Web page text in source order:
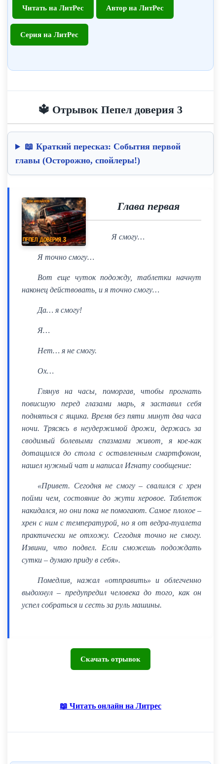
Читать на ЛитРес Автор на ЛитРес
Серия на ЛитРес
🔱 Отрывок Пепел доверия 3
📖 Краткий пересказ: События первой
главы (Осторожно, спойлеры!)
Глава первая
Я смогу…
Я точно смогу…
Вот еще чуток подожду, таблетки начнут
наконец действовать, и я точно смогу…
Да… я смогу!
Я…
Нет… я не смогу.
Ох…
Глянув на часы, поморгав, чтобы прогнать
повисшую перед глазами марь, я заставил себя
подняться с ящика. Время без пяти минут два часа
ночи. Трясясь в неудержимой дрожи, держась за
сводимый болевыми спазмами живот, я кое-как
дотащился до стола с оставленным смартфоном,
нашел нужный чат и написал Игнату сообщение:
«Привет. Сегодня не смогу – свалился с хрен
пойми чем, состояние до жути херовое. Таблеток
накидался, но они пока не помогают. Самое плохое –
хрен с ним с температурой, но я от ведра-туалета
практически не отхожу. Сегодня точно не смогу.
Извини, что подвел. Если сможешь подождать
сутки – думаю приду в себя».
Помедлив, нажал «отправить» и облегченно
выдохнул – предупредил человека до того, как он
успел собраться и сесть за руль машины.
Скачать отрывок
📖 Читать онлайн на Литрес